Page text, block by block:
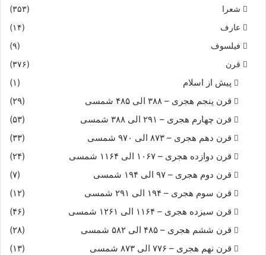
شعرا
(۳۵۳)
عارف
(۱۴)
فیلسوف
(۹)
قرن
(۳۷۶)
پیش از اسلام
(۱)
قرن پنجم هجری – ۳۸۸ الی ۴۸۵ شمسی
(۲۹)
قرن چهارم هجری – ۲۹۱ الی ۳۸۸ شمسی
(۵۳)
قرن دهم هجری – ۸۷۳ الی ۹۷۰ شمسی
(۳۳)
قرن دوازده هجری – ۱۰۶۷ الی ۱۱۶۴ شمسی
(۲۴)
قرن دوم هجری – ۹۷ الی ۱۹۴ شمسی
(۷)
قرن سوم هجری – ۱۹۴ الی ۲۹۱ شمسی
(۱۲)
قرن سیزده هجری – ۱۱۶۴ الی ۱۲۶۱ شمسی
(۴۶)
قرن ششم هجری – ۴۸۵ الی ۵۸۲ شمسی
(۲۸)
قرن نهم هجری – ۷۷۶ الی ۸۷۳ شمسی
(۱۳)